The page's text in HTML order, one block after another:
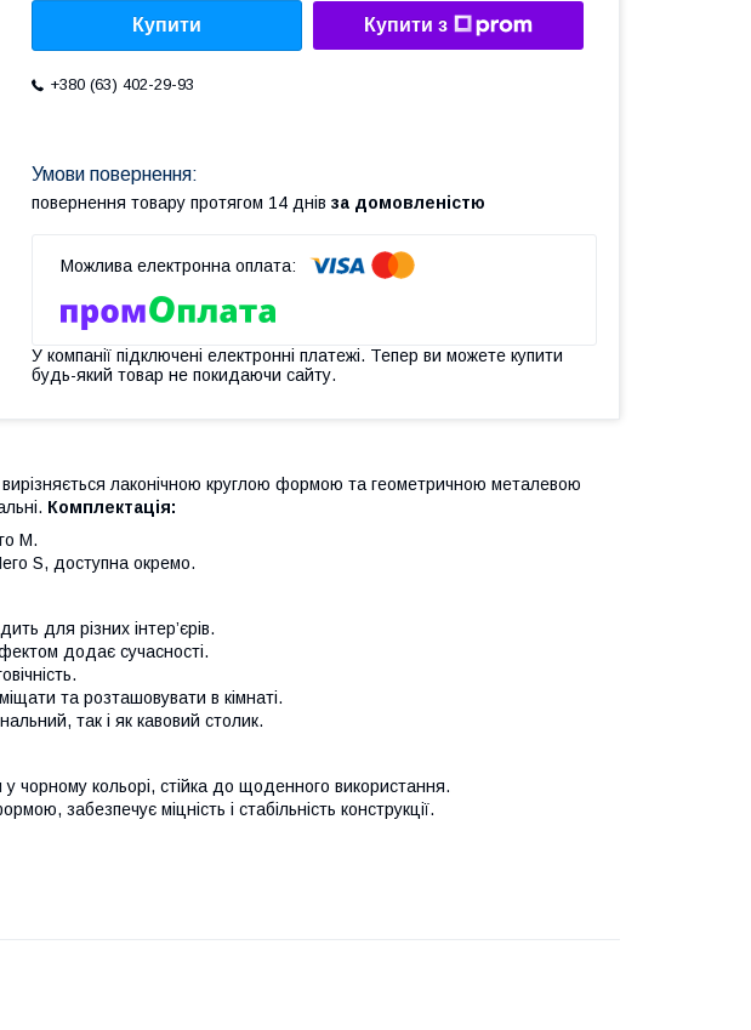
Купити Купити з
+380 (63) 402-29-93
повернення товару протягом 14 днів за домовленістю
У компанії підключені електронні платежі. Тепер ви можете купити
будь-який товар не покидаючи сайту.
лаконічною круглою формою та геометричною металевою
Комплектація:
M.
S, доступна окремо.
для різних інтер’єрів.
додає сучасності.
та розташовувати в кімнаті.
так і як кавовий столик.
чорному кольорі, стійка до щоденного використання.
забезпечує міцність і стабільність конструкції.